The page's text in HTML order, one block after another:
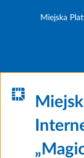
Miejska